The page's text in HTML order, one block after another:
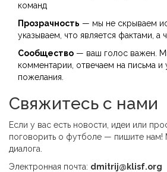
команд
Прозрачность — мы не скрываем
указываем, что является фактами,
Сообщество — ваш голос важен.
комментарии, отвечаем на письма и
пожелания.
Свяжитесь с нами
Если у вас есть новости, идеи или
поговорить о футболе — пишите нам!
диалога.
Электронная почта: dmitrij@klisf.org